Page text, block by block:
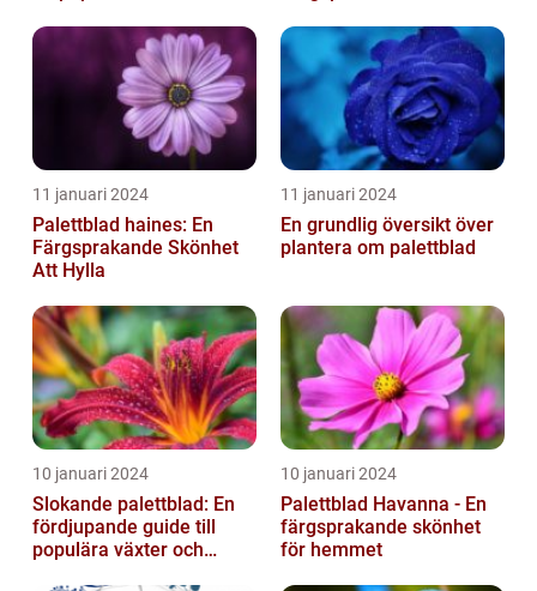
11 januari 2024
Palettblad haines: En
Färgsprakande Skönhet
Att Hylla
11 januari 2024
En grundlig översikt över
plantera om palettblad
10 januari 2024
Slokande palettblad: En
fördjupande guide till
populära växter och
10 januari 2024
Palettblad Havanna - En
färgsprakande skönhet
för hemmet